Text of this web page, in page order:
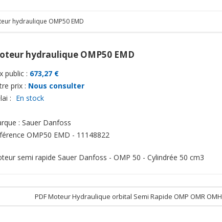
hydraulique OMP50 EMD
hydraulique OMP50 EMD
public : 673,27 €
prix : Nous consulter
: En stock
: Sauer Danfoss
OMP50 EMD - 11148822
semi rapide Sauer Danfoss - OMP 50 - Cylindrée 50 cm3
PDF Moteur Hydraulique orbital Semi Rapide OMP OMR OMH